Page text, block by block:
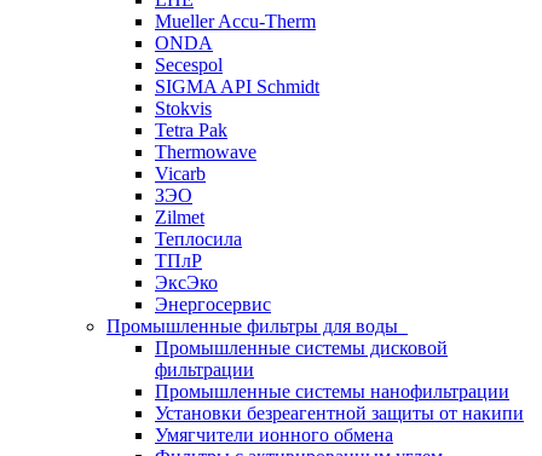
Mueller Accu-Therm
ONDA
Secespol
SIGMA API Schmidt
Stokvis
Tetra Pak
Thermowave
Vicarb
ЗЭО
Zilmet
Теплосила
ТПлР
ЭксЭко
Энергосервис
Промышленные фильтры для воды
Промышленные системы дисковой
фильтрации
Промышленные системы нанофильтрации
Установки безреагентной защиты от накипи
Умягчители ионного обмена